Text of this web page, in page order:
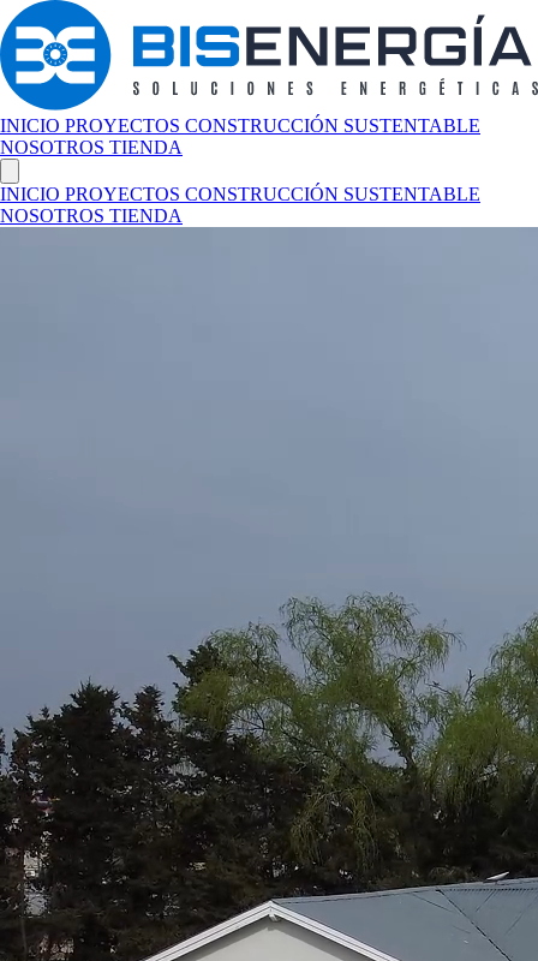
INICIO PROYECTOS CONSTRUCCIÓN SUSTENTABLE
NOSOTROS TIENDA
INICIO PROYECTOS CONSTRUCCIÓN SUSTENTABLE
NOSOTROS TIENDA